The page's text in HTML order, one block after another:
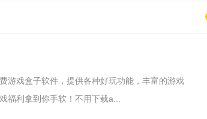
游戏盒子软件，提供各种好玩功能，丰富的游戏
福利拿到你手软！不用下载a...